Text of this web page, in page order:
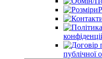
публічної